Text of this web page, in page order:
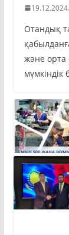
19.12.2024
Отандық
және орта
мүмкіндік